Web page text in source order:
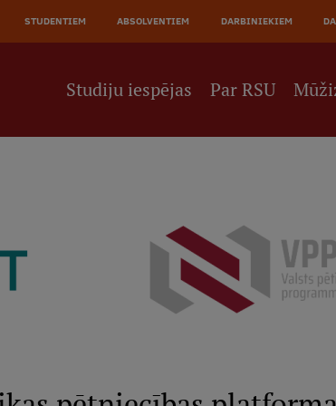
STUDENTIEM ABSOLVENTIEM DARBINIEKIEM
Studiju iespējas Par RSU